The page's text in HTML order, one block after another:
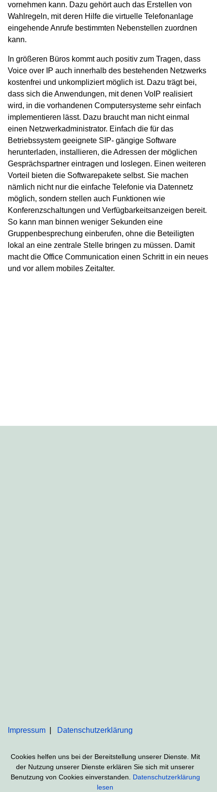
vornehmen kann. Dazu gehört auch das Erstellen von
Wahlregeln, mit deren Hilfe die virtuelle Telefonanlage
eingehende Anrufe bestimmten Nebenstellen zuordnen
kann.
In größeren Büros kommt auch positiv zum Tragen, dass
Voice over IP auch innerhalb des bestehenden Netzwerks
kostenfrei und unkompliziert möglich ist. Dazu trägt bei,
dass sich die Anwendungen, mit denen VoIP realisiert
wird, in die vorhandenen Computersysteme sehr einfach
implementieren lässt. Dazu braucht man nicht einmal
einen Netzwerkadministrator. Einfach die für das
Betriebssystem geeignete SIP- gängige Software
herunterladen, installieren, die Adressen der möglichen
Gesprächspartner eintragen und loslegen. Einen weiteren
Vorteil bieten die Softwarepakete selbst. Sie machen
nämlich nicht nur die einfache Telefonie via Datennetz
möglich, sondern stellen auch Funktionen wie
Konferenzschaltungen und Verfügbarkeitsanzeigen bereit.
So kann man binnen weniger Sekunden eine
Gruppenbesprechung einberufen, ohne die Beteiligten
lokal an eine zentrale Stelle bringen zu müssen. Damit
macht die Office Communication einen Schritt in ein neues
und vor allem mobiles Zeitalter.
Impressum Datenschutzerklärung
Cookies helfen uns bei der Bereitstellung unserer Dienste. Mit
der Nutzung unserer Dienste erklären Sie sich mit unserer
Benutzung von Cookies einverstanden. Datenschutzerklärung
lesen